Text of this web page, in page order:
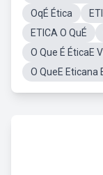
OqÉ Ética
ETICA O QuÉ
O Que É ÉticaE
O QueE Eticana